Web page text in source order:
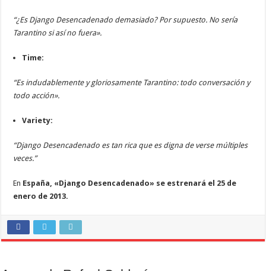
“¿Es Django Desencadenado demasiado? Por supuesto. No sería
Tarantino si así no fuera».
Time:
“Es indudablemente y gloriosamente Tarantino: todo conversación y
todo acción».
Variety:
“Django Desencadenado es tan rica que es digna de verse múltiples
veces.”
En España, «Django Desencadenado» se estrenará el 25 de
enero de 2013.